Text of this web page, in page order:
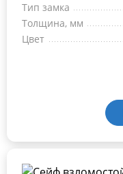
Тип замка
Толщина, мм
Цвет